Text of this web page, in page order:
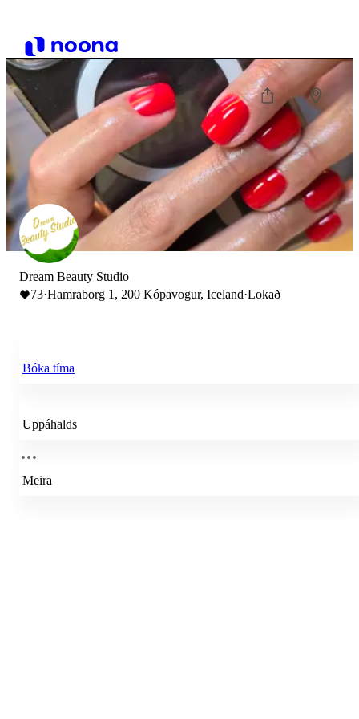
Dream Beauty Studio
73·Hamraborg 1, 200 Kópavogur, Iceland·Lokað
Bóka tíma
Uppáhalds
Meira